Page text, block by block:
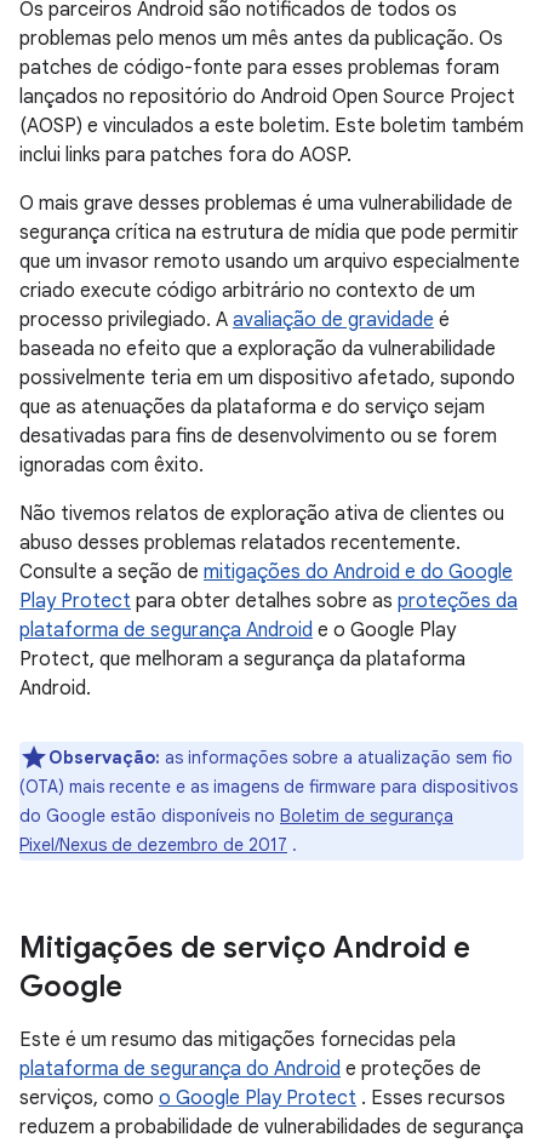
Os parceiros Android são notificados de todos os
problemas pelo menos um mês antes da publicação. Os
patches de código-fonte para esses problemas foram
lançados no repositório do Android Open Source Project
(AOSP) e vinculados a este boletim. Este boletim também
inclui links para patches fora do AOSP.
O mais grave desses problemas é uma vulnerabilidade de
segurança crítica na estrutura de mídia que pode permitir
que um invasor remoto usando um arquivo especialmente
criado execute código arbitrário no contexto de um
processo privilegiado. A avaliação de gravidade é
baseada no efeito que a exploração da vulnerabilidade
possivelmente teria em um dispositivo afetado, supondo
que as atenuações da plataforma e do serviço sejam
desativadas para fins de desenvolvimento ou se forem
ignoradas com êxito.
Não tivemos relatos de exploração ativa de clientes ou
abuso desses problemas relatados recentemente.
Consulte a seção de mitigações do Android e do Google
Play Protect para obter detalhes sobre as proteções da
plataforma de segurança Android e o Google Play
Protect, que melhoram a segurança da plataforma
Android.
Observação: as informações sobre a atualização sem fio
(OTA) mais recente e as imagens de firmware para dispositivos
do Google estão disponíveis no Boletim de segurança
Pixel/Nexus de dezembro de 2017 .
Mitigações de serviço Android e
Google
Este é um resumo das mitigações fornecidas pela
plataforma de segurança do Android e proteções de
serviços, como o Google Play Protect . Esses recursos
reduzem a probabilidade de vulnerabilidades de segurança